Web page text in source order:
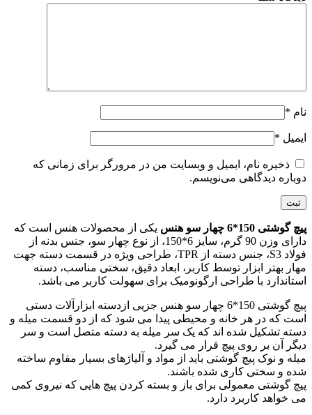
نام *
ایمیل *
ذخیره نام، ایمیل و وبسایت من در مرورگر برای زمانی که
دوباره دیدگاهی می‌نویسم.
پیچ گوشتی 150*6 چهار سو هنس
یکی از محصولات هنس است که
دارای وزن 90 گرم، سایز 6*150، از نوع چهار سو، جنس بدنه از
فولاد S3، جنس دسته از TPR، طراحی ویژه در قسمت دسته جهت
مهار بهتر ابزار توسط کاربر، ابعاد دقیق، سختی مناسب، دسته
استاندارد با طراحی ارگونومیک برای سهولت کاربر می باشد.
پیچ گوشتی 150*6 چهار سو هنس جزیی ازدسته ابزارآلات دستی
است که در هر خانه و محیطی پیدا می شود که از دو قسمت میله و
دسته تشکیل شده اند که یک سر میله به دسته متصل است و سر
دیگر آن بر روی پیچ قرار می گیرد.
میله و نوک پیچ گوشتی باید از مواد و آلیاژهای بسیار مقاوم ساخته
شده و سختی کاری شده باشند.
پیچ گوشتی معمولی برای باز و بسته کردن پیچ هایی که نیروی کمی
می خواهد کاربرد دارد.